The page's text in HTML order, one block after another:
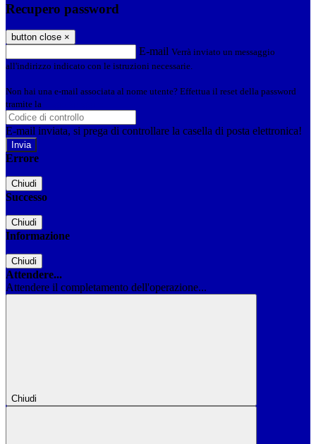
Recupero password
button close ×
E-mail Verrà inviato un messaggio
all'indirizzo indicato con le istruzioni necessarie.
Non hai una e-mail associata al nome utente? Effettua il reset della password
tramite la
E-mail inviata, si prega di controllare la casella di posta elettronica!
Errore
Chiudi
Successo
Chiudi
Informazione
Chiudi
Attendere...
Attendere il completamento dell'operazione...
Chiudi